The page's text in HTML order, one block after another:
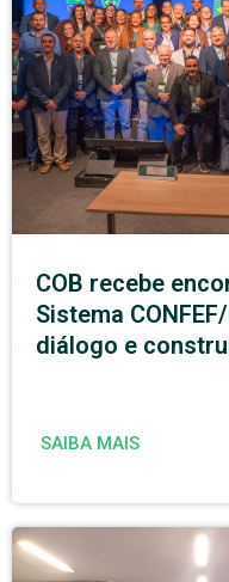
COB recebe
Sistema
diálogo e
SAIBA MAIS